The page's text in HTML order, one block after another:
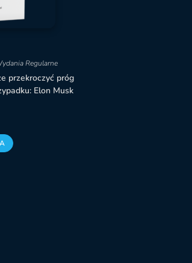
Regularne
przekroczyć próg
Elon Musk